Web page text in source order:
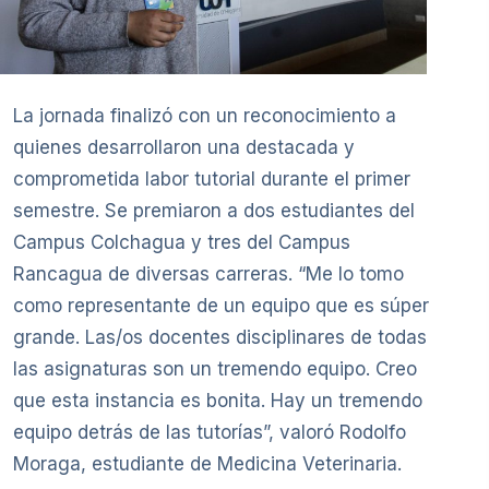
La jornada finalizó con un reconocimiento a
quienes desarrollaron una destacada y
comprometida labor tutorial durante el primer
semestre. Se premiaron a dos estudiantes del
Campus Colchagua y tres del Campus
Rancagua de diversas carreras. “Me lo tomo
como representante de un equipo que es súper
grande. Las/os docentes disciplinares de todas
las asignaturas son un tremendo equipo. Creo
que esta instancia es bonita. Hay un tremendo
equipo detrás de las tutorías”, valoró Rodolfo
Moraga, estudiante de Medicina Veterinaria.